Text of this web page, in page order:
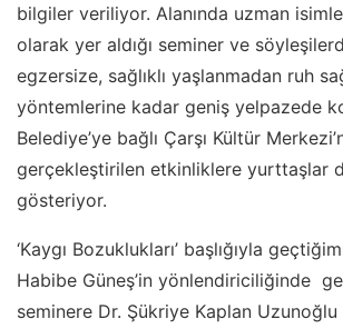
bilgiler veriliyor. Alanında uzman
olarak yer aldığı seminer ve
egzersize, sağlıklı yaşlanmadan ruh
yöntemlerine kadar geniş yelpazede
Belediye’ye bağlı Çarşı Kültür
gerçekleştirilen etkinliklere yurttaşlar
gösteriyor.
‘Kaygı Bozuklukları’ başlığıyla
Habibe Güneş’in yönlendiriciliğinde
seminere Dr. Şükriye Kaplan Uzunoğlu